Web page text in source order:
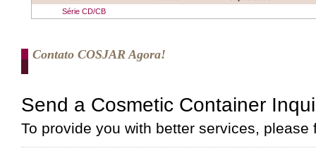
Série CD/CB
Contato COSJAR Agora!